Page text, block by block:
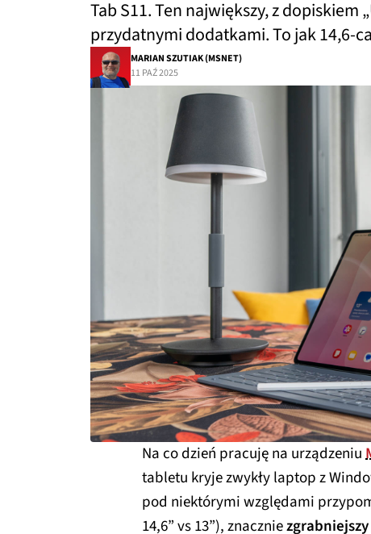
Tab S11. Ten największy, z dopiskiem
przydatnymi dodatkami. To jak 14,6-
MARIAN SZUTIAK (MSNET)
11 PAŹ 2025
Na co dzień pracuję na urządzeniu
tabletu kryje zwykły laptop z
pod niektórymi względami
14,6” vs 13”), znaczniezgrabniejszy